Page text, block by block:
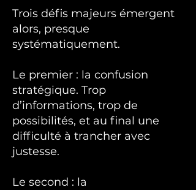
Trois défis majeurs émergent
alors, presque
systématiquement.
Le premier : la confusion
stratégique. Trop
d’informations, trop de
possibilités, et au final une
difficulté à trancher avec
justesse.
Le second : la